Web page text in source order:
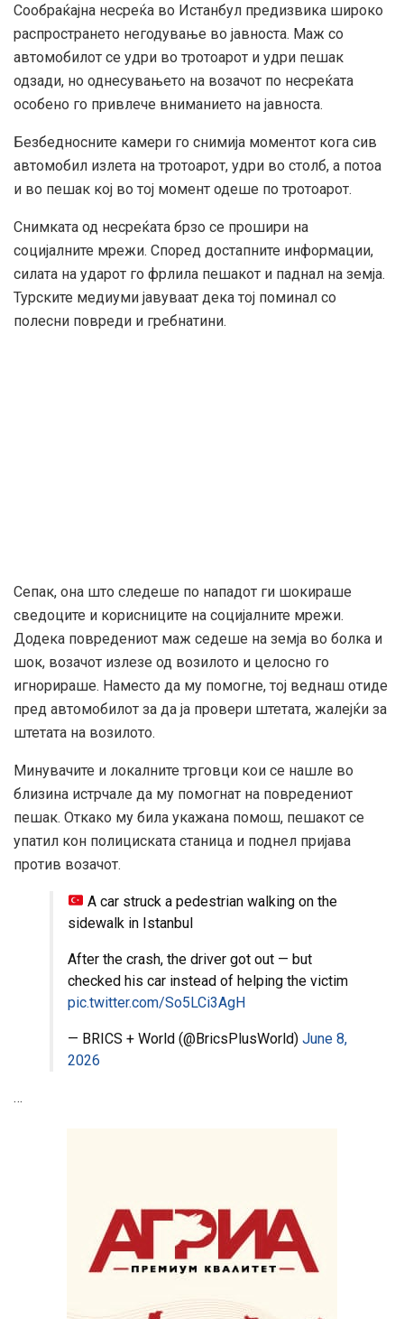
Сообраќајна несреќа во Истанбул предизвика широко
распространето негодување во јавноста. Маж со
автомобилот се удри во тротоарот и удри пешак
одзади, но однесувањето на возачот по несреќата
особено го привлече вниманието на јавноста.
Безбедносните камери го снимија моментот кога сив
автомобил излета на тротоарот, удри во столб, а потоа
и во пешак кој во тој момент одеше по тротоарот.
Снимката од несреќата брзо се прошири на
социјалните мрежи. Според достапните информации,
силата на ударот го фрлила пешакот и паднал на земја.
Турските медиуми јавуваат дека тој поминал со
полесни повреди и гребнатини.
Сепак, она што следеше по нападот ги шокираше
сведоците и корисниците на социјалните мрежи.
Додека повредениот маж седеше на земја во болка и
шок, возачот излезе од возилото и целосно го
игнорираше. Наместо да му помогне, тој веднаш отиде
пред автомобилот за да ја провери штетата, жалејќи за
штетата на возилото.
Минувачите и локалните трговци кои се нашле во
близина истрчале да му помогнат на повредениот
пешак. Откако му била укажана помош, пешакот се
упатил кон полициската станица и поднел пријава
против возачот.
A car struck a pedestrian walking on the
sidewalk in Istanbul
After the crash, the driver got out — but
checked his car instead of helping the victim
pic.twitter.com/So5LCi3AgH
— BRICS + World (@BricsPlusWorld) June 8,
2026
…